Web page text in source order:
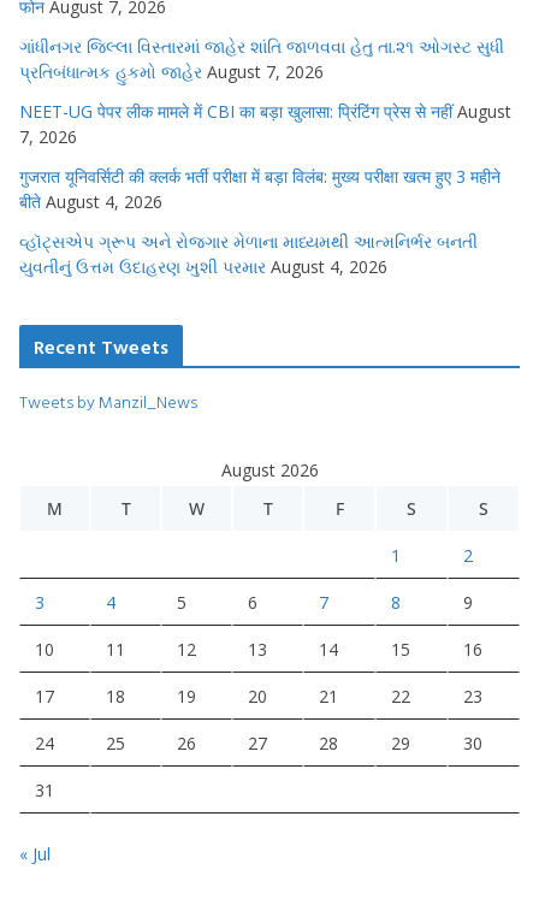
फोन August 7, 2026
ગાંધીનગર જિલ્લા વિસ્તારમાં જાહેર શાંતિ જાળવવા હેતુ તા.૨૧ ઓગસ્ટ સુધી
પ્રતિબંધાત્મક હુકમો જાહેર August 7, 2026
NEET-UG पेपर लीक मामले में CBI का बड़ा खुलासा: प्रिंटिंग प्रेस से नहीं August
7, 2026
गुजरात यूनिवर्सिटी की क्लर्क भर्ती परीक्षा में बड़ा विलंब: मुख्य परीक्षा खत्म हुए 3 महीने
बीते August 4, 2026
વ્હૉટ્સએપ ગ્રૂપ અને રોજગાર મેળાના માધ્યમથી આત્મનિર્ભર બનતી
યુવતીનું ઉત્તમ ઉદાહરણ ખુશી પરમાર August 4, 2026
Recent Tweets
Tweets by Manzil_News
August 2026
M
T W T F S S
1 2
3 4 5 6 7 8 9
10 11 12 13 14 15 16
17 18 19 20 21 22 23
24 25 26 27 28 29 30
31
« Jul